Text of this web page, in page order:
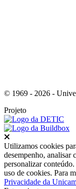
© 1969 - 2026 -
Projeto
Utilizamos cookies
desempenho, analisar
personalizar
uso de cookies. Para
Privacidade da